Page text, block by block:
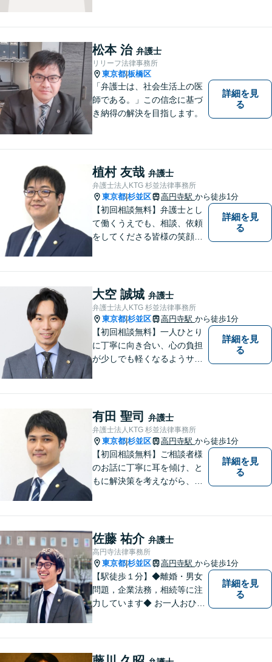
組んでいます。
松本 治 弁護士
リリーフ法律事務所
東京都 板橋区
「弁護士は、社会生活上の医
師である。」この信念に基づ
き納得の解決を目指します。
詳細を見
る
植村 友哉 弁護士
弁護士法人KTG 杉並法律事務所
東京都 杉並区 高円寺駅 から徒歩1分
【初回相談無料】弁護士とし
て働くうえでも、相談、依頼
をしてくださる皆様の笑顔を
す。【夜間や休日相談も対応
可能】【メール・WEB面談
可】
詳細を見
る
大空 誠城 弁護士
弁護士法人KTG 杉並法律事務所
東京都 杉並区 高円寺駅 から徒歩1分
【初回相談無料】一人ひとり
に丁寧に向き合い、心の負担
が少しでも軽くなるようサポ
しています。【夜間や休日相
談も対応可能】【メール・WE
B面談可】
詳細を見
る
有田 聖司 弁護士
弁護士法人KTG 杉並法律事務所
東京都 杉並区 高円寺駅 から徒歩1分
【初回相談無料】ご相談者様
のお話に丁寧に耳を傾け、と
もに解決策を考えながら、納
う日々精進して参ります。
【夜間や休日相談も対応可
能】【メール・WEB面談可】
詳細を見
る
佐藤 祐介 弁護士
高円寺法律事務所
東京都 杉並区 高円寺駅 から徒歩1分
【駅徒歩１分】◆離婚・男女
問題，企業法務，相続等に注
力しています◆ お一人おひと
詳細を見
る